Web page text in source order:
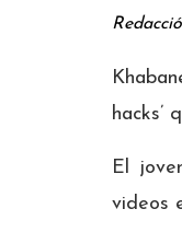
hacks’
El
videos